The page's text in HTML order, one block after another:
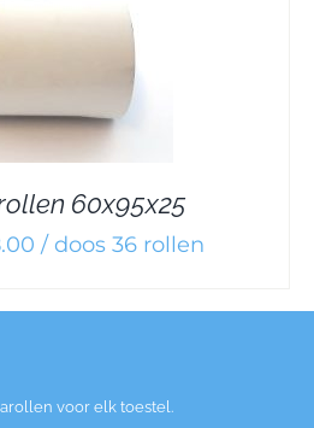
60x95x25
/ doos 36 rollen
voor elk toestel.